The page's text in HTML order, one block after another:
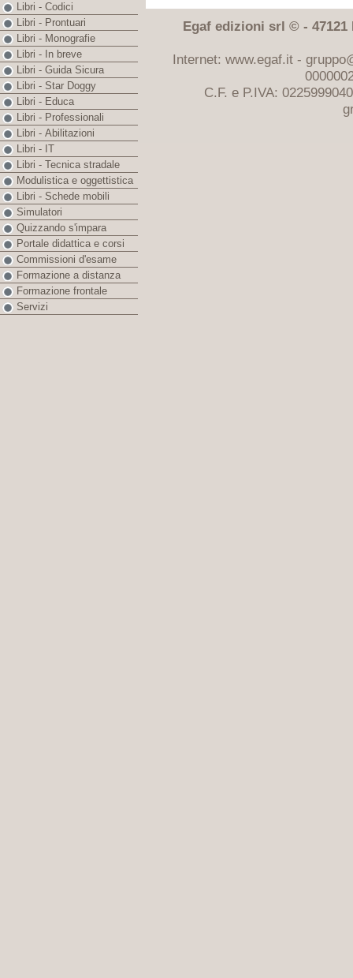
Egaf edizioni srl © - 47121
Internet: www.egaf.it -
C.F. e P.IVA:
Libri - Codici
Libri - Prontuari
Libri - Monografie
Libri - In breve
Libri - Guida Sicura
Libri - Star Doggy
Libri - Educa
Libri - Professionali
Libri - Abilitazioni
Libri - IT
Libri - Tecnica stradale
Modulistica e oggettistica
Libri - Schede mobili
Simulatori
Quizzando s'impara
Portale didattica e corsi
Commissioni d'esame
Formazione a distanza
Formazione frontale
Servizi